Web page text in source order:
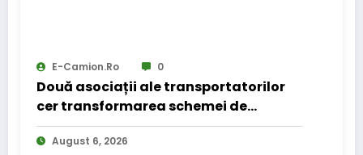
E-Camion.ro 0
Două asociații ale transportatorilor
cer transformarea schemei de
compensare a accizei în mecanism
permanent
August 6, 2026